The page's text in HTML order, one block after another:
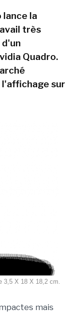
lance la
très
Quadro.
l'affichage sur
3,5 X 18 X 18,2 cm.
mais